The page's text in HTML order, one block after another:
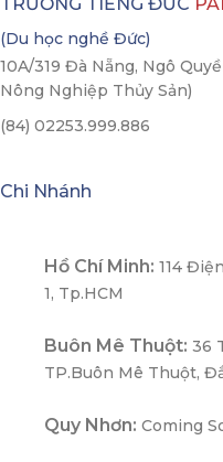
(Du học nghề Đức)
10A/319 Đà Nẵng, Ngô
Nông Nghiệp Thủy Sản)
(84) 02253.999.886
Chi Nhánh
Hồ Chí Minh: 114
1, Tp.HCM
Buôn Mê Thuột: 36
TP.Buôn Mê Thuột,
Quy Nhơn: Coming